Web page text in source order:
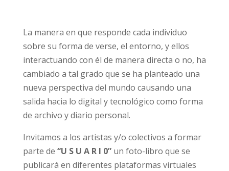
La manera en que responde cada individuo
sobre su forma de verse, el entorno, y ellos
interactuando con él de manera directa o no, ha
cambiado a tal grado que se ha planteado una
nueva perspectiva del mundo causando una
salida hacia lo digital y tecnológico como forma
de archivo y diario personal.
Invitamos a los artistas y/o colectivos a formar
parte de “U S U A R I 0”un foto-libro que se
publicará en diferentes plataformas virtuales